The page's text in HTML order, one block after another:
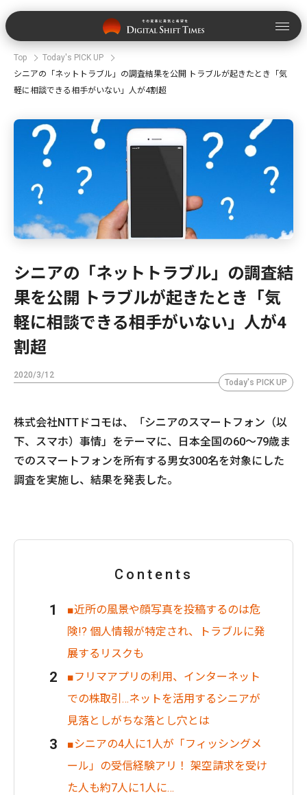
Top
Today's PICK UP
シニアの「ネットトラブル」の調査結果を公開 トラブルが起きたとき「気
軽に相談できる相手がいない」人が4割超
シニアの「ネットトラブル」の調査結
果を公開 トラブルが起きたとき「気
軽に相談できる相手がいない」人が4
割超
2020/3/12
Today's PICK UP
株式会社NTTドコモは、「シニアのスマートフォン（以
下、スマホ）事情」をテーマに、日本全国の60～79歳ま
でのスマートフォンを所有する男女300名を対象にした
調査を実施し、結果を発表した。
Contents
■近所の風景や顔写真を投稿するのは危
険!? 個人情報が特定され、トラブルに発
展するリスクも
■フリマアプリの利用、インターネット
での株取引…ネットを活用するシニアが
見落としがちな落とし穴とは
■シニアの4人に1人が「フィッシングメ
ール」の受信経験アリ！ 架空請求を受け
た人も約7人に1人に…